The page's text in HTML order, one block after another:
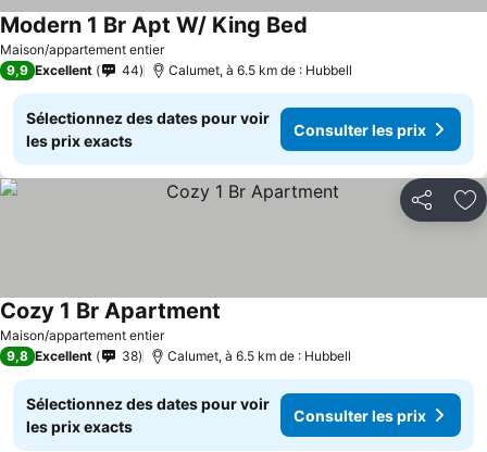
Maison/appartement entier
Modern 1 Br Apt W/ King Bed
9,9 Excellent 44 Calumet, à 6.5 km de : Hubbell
Sélectionnez des dates pour voir
les prix exacts
Consulter les prix
Partager
Maison/appartement entier
Cozy 1 Br Apartment
9,8 Excellent 38 Calumet, à 6.5 km de : Hubbell
Sélectionnez des dates pour voir
les prix exacts
Consulter les prix